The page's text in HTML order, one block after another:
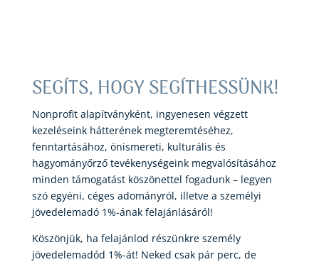
SEGÍTS, HOGY SEGÍTHESSÜNK!
Nonprofit alapítványként, ingyenesen végzett
kezeléseink hátterének megteremtéséhez,
fenntartásához, önismereti, kulturális és
hagyományőrző tevékenységeink megvalósításához
minden támogatást köszönettel fogadunk – legyen
szó egyéni, céges adományról, illetve a személyi
jövedelemadó 1%-ának felajánlásáról!
Köszönjük, ha felajánlod részünkre személy
jövedelemadód 1%-át! Neked csak pár perc, de